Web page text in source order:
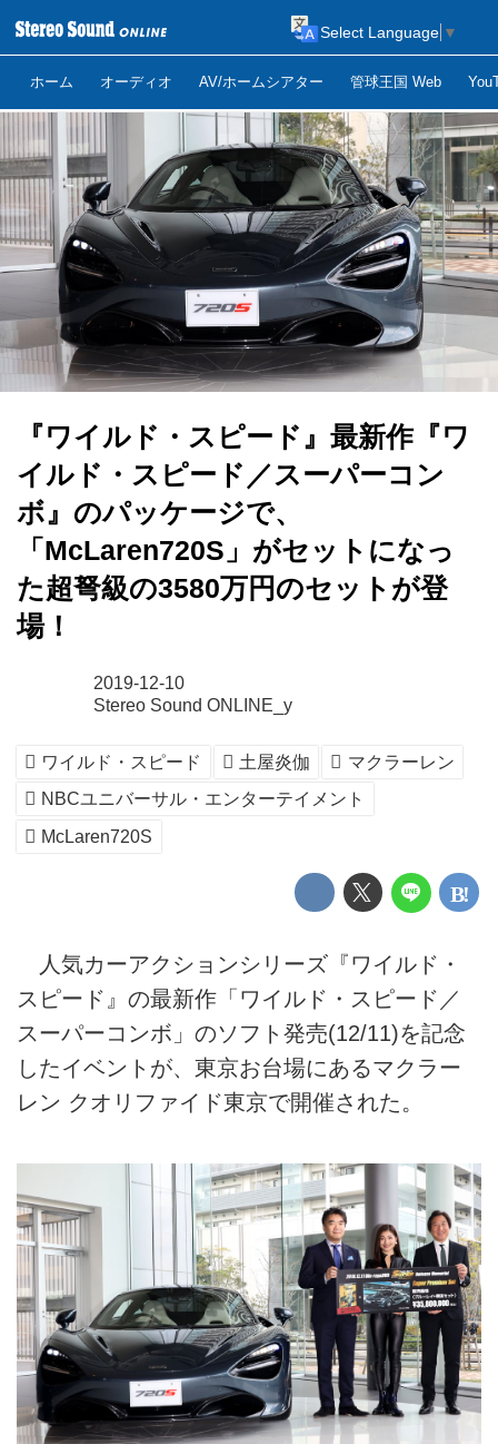
ホーム オーディオ AV/ホームシアター 管球王国 Web
Select Language ▼
『ワイルド・スピード』最新作『ワ
イルド・スピード／スーパーコン
ボ』のパッケージで、
「McLaren720S」がセットになっ
た超弩級の3580万円のセットが登
場！
2019-12-10
Stereo Sound ONLINE_y
ワイルド・スピード 土屋炎伽
マクラーレン
NBCユニバーサル・エンターテイメント
McLaren720S
人気カーアクションシリーズ『ワイルド・
スピード』の最新作「ワイルド・スピード／
スーパーコンボ」のソフト発売(12/11)を記念
したイベントが、東京お台場にあるマクラー
レン クオリファイド東京で開催された。